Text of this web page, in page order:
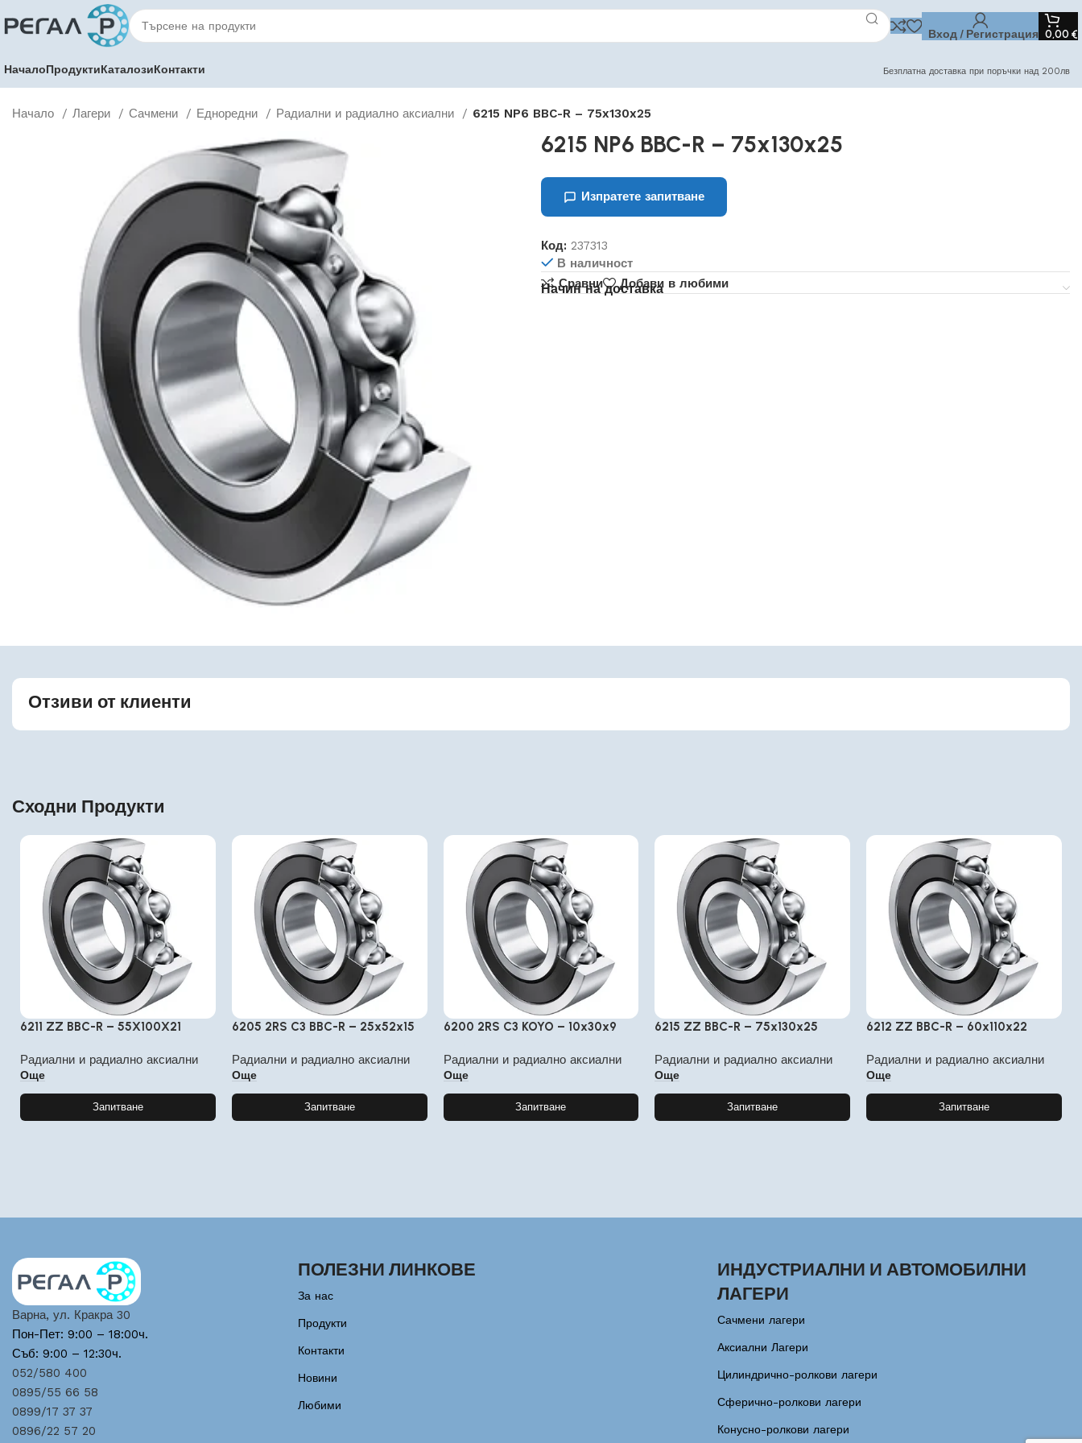
Вход / Регистрация 0,00 €
НачалоПродуктиКаталозиКонтакти Безплатна доставка при поръчки над 200лв
Начало Лагери Сачмени Едноредни Радиални и радиално аксиални 6215 NP6 BBC-R – 75x130x25
6215 NP6 BBC-R – 75x130x25
Изпратете запитване
Код: 237313
В наличност
Сравни
Добави в любими
Начин на доставка
Отзиви от клиенти
Сходни Продукти
6211 ZZ BBC-R – 55X100X21
Радиални и радиално аксиални
Още
Запитване
6205 2RS C3 BBC-R – 25x52x15
Радиални и радиално аксиални
Още
Запитване
6200 2RS C3 KOYO – 10x30x9
Радиални и радиално аксиални
Още
Запитване
6215 ZZ BBC-R – 75x130x25
Радиални и радиално аксиални
Още
Запитване
6212 ZZ BBC-R – 60x110x22
Радиални и радиално аксиални
Още
Запитване
Варна, ул. Кракра 30
Пон-Пет: 9:00 – 18:00ч.
Съб: 9:00 – 12:30ч.
052/580 400
0895/55 66 58
0899/17 37 37
0896/22 57 20
ПОЛЕЗНИ ЛИНКОВЕ
За нас
Продукти
Контакти
Новини
Любими
ИНДУСТРИАЛНИ И АВТОМОБИЛНИ
ЛАГЕРИ
Сачмени лагери
Аксиални Лагери
Цилиндрично-ролкови лагери
Сферично-ролкови лагери
Конусно-ролкови лагери